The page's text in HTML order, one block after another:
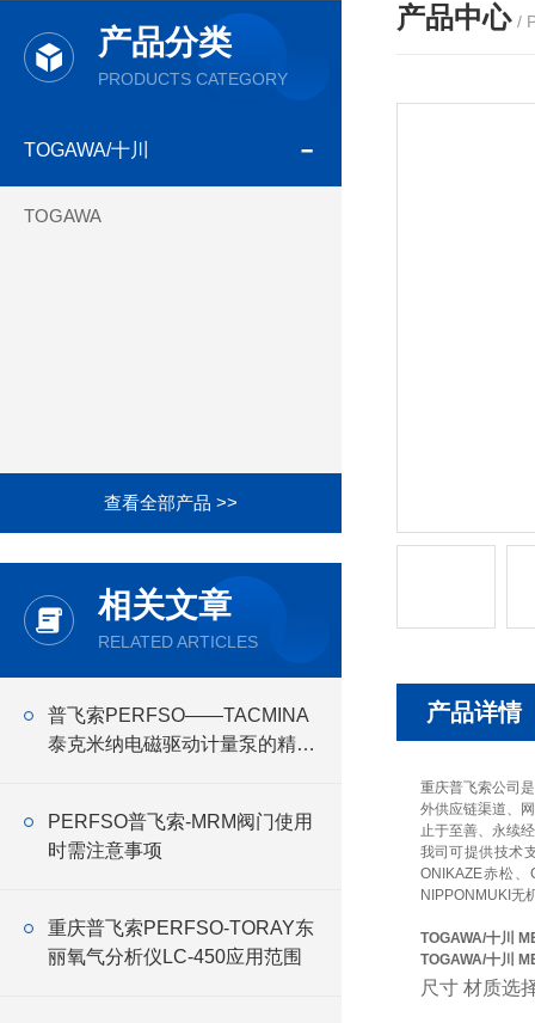
产品分类
PRODUCTS CATEGORY
TOGAWA/十川
TOGAWA
查看全部产品 >>
相关文章
RELATED ARTICLES
普飞索PERFSO——TACMINA
泰克米纳电磁驱动计量泵的精准
PERFSO普飞索-MRM阀门使用
时需注意事项
重庆普飞索PERFSO-TORAY东
丽氧气分析仪LC-450应用范围
产品中心 /
产品详情
重庆普飞索公司
外供应链渠道、
止于至善、永续
我司可提供技术
ONIKAZE赤松
NIPPONMUKI无
TOGAWA/十川
TOGAWA/十川
尺寸 材质选